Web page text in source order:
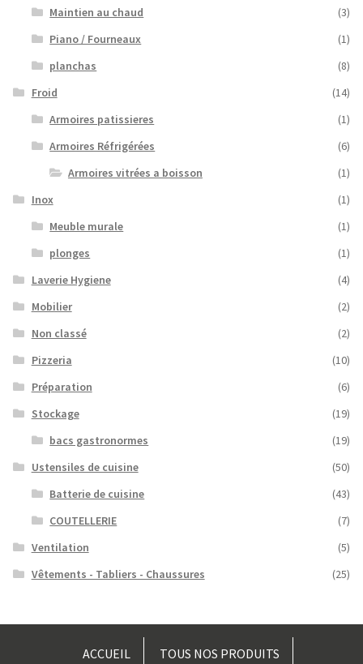
Maintien au chaud
(3)
Piano / Fourneaux
(1)
planchas
(8)
Froid
(14)
Armoires patissieres
(1)
Armoires Réfrigérées
(6)
Armoires vitrées a boisson
(1)
Inox
(1)
Meuble murale
(1)
plonges
(1)
Laverie Hygiene
(4)
Mobilier
(2)
Non classé
(2)
Pizzeria
(10)
Préparation
(6)
Stockage
(19)
bacs gastronormes
(19)
Ustensiles de cuisine
(50)
Batterie de cuisine
(43)
COUTELLERIE
(7)
Ventilation
(5)
Vêtements - Tabliers - Chaussures
(25)
ACCUEIL TOUS NOS PRODUITS